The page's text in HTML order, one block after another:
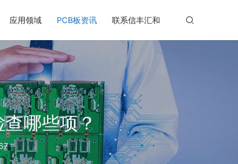
应用领域 PCB板资讯 联系信丰汇和
哪些项？